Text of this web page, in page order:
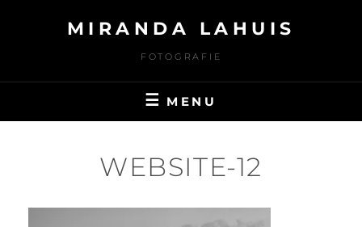
MIRANDA LAHUIS
FOTOGRAFIE
MENU
WEBSITE-12